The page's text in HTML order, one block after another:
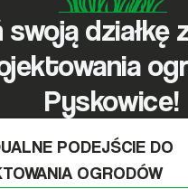
swoją działkę
Pyskowice!
PODEJŚCIE DO
OGRODÓW